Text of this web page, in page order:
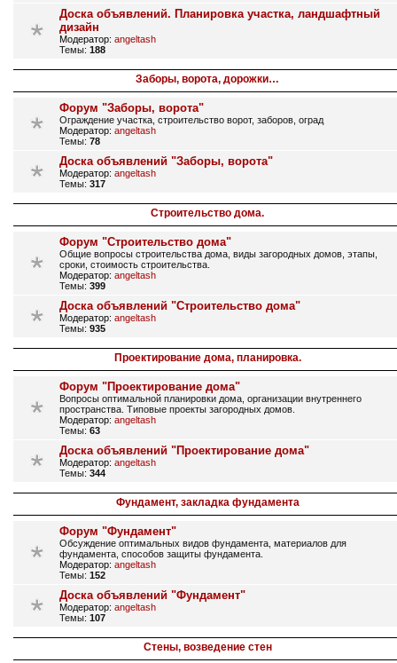
Доска объявлений. Планировка участка, ландшафтный
дизайн
Модератор: angeltash
Темы: 188
Заборы, ворота, дорожки…
Форум "Заборы, ворота"
Ограждение участка, строительство ворот, заборов, оград
Модератор: angeltash
Темы: 78
Доска объявлений "Заборы, ворота"
Модератор: angeltash
Темы: 317
Строительство дома.
Форум "Строительство дома"
Общие вопросы строительства дома, виды загородных домов, этапы,
сроки, стоимость строительства.
Модератор: angeltash
Темы: 399
Доска объявлений "Строительство дома"
Модератор: angeltash
Темы: 935
Проектирование дома, планировка.
Форум "Проектирование дома"
Вопросы оптимальной планировки дома, организации внутреннего
пространства. Типовые проекты загородных домов.
Модератор: angeltash
Темы: 63
Доска объявлений "Проектирование дома"
Модератор: angeltash
Темы: 344
Фундамент, закладка фундамента
Форум "Фундамент"
Обсуждение оптимальных видов фундамента, материалов для
фундамента, способов защиты фундамента.
Модератор: angeltash
Темы: 152
Доска объявлений "Фундамент"
Модератор: angeltash
Темы: 107
Стены, возведение стен